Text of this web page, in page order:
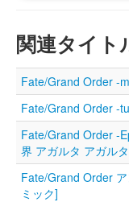
関連タイト
Fate/Grand Order -
Fate/Grand Order -
Fate/Grand Order
界 アガルタ アガル
Fate/Grand Order
ミック]